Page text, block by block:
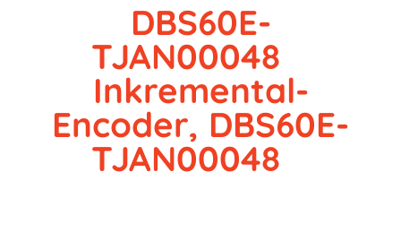
DBS60E-
TJAN00048
Inkremental-
Encoder, DBS60E-
TJAN00048